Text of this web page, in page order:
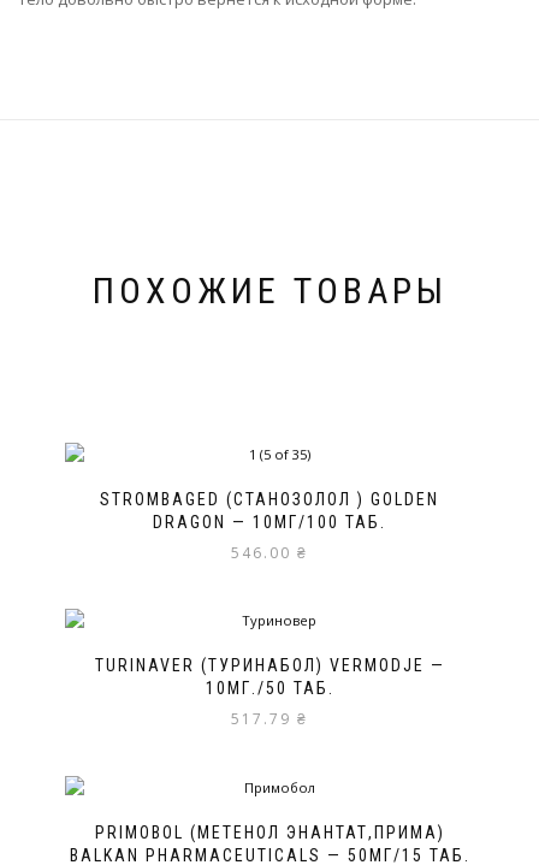
ПОХОЖИЕ ТОВАРЫ
STROMBAGED (СТАНОЗОЛОЛ ) GOLDEN
DRAGON — 10МГ/100 ТАБ.
546.00 ₴
TURINAVER (ТУРИНАБОЛ) VERMODJE —
10МГ./50 ТАБ.
517.79 ₴
PRIMOBOL (МЕТЕНОЛ ЭНАНТАТ,ПРИМА)
BALKAN PHARMACEUTICALS — 50МГ/15 ТАБ.